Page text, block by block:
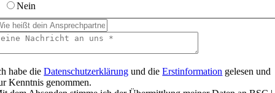
Nein
habe dieDatenschutzerklärung und dieErstinformation gelesen und
Kenntnis genommen.